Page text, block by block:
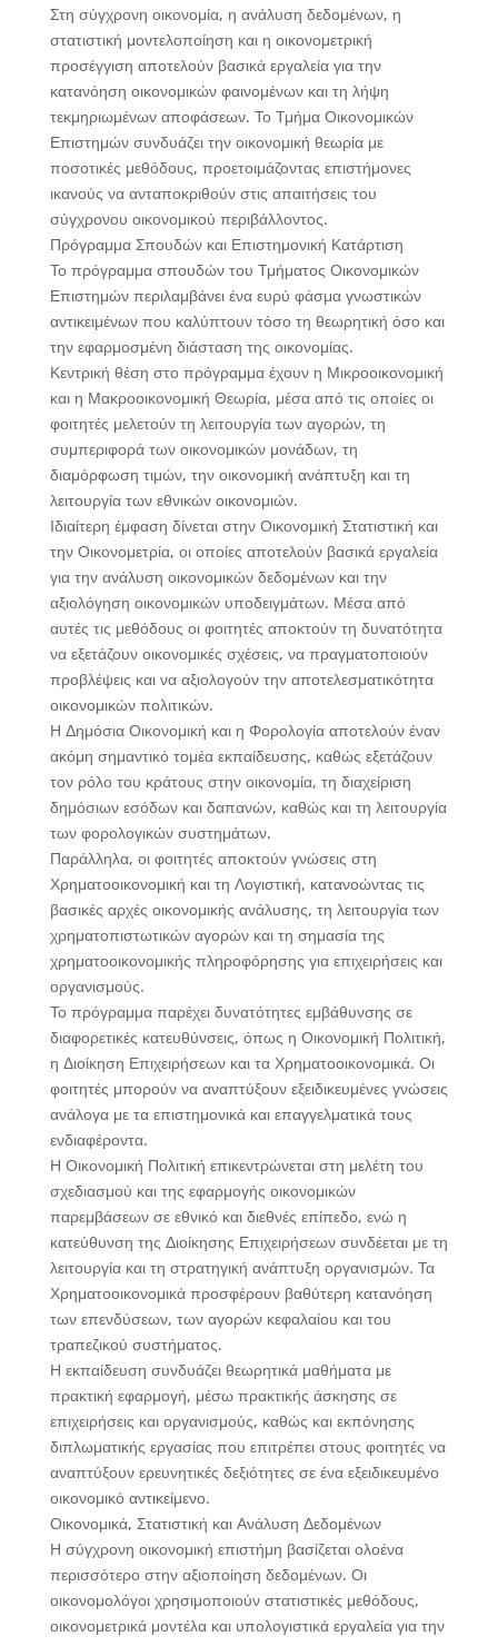
Στη σύγχρονη οικονομία, η ανάλυση δεδομένων, η
στατιστική μοντελοποίηση και η οικονομετρική
προσέγγιση αποτελούν βασικά εργαλεία για την
κατανόηση οικονομικών φαινομένων και τη λήψη
τεκμηριωμένων αποφάσεων. Το Τμήμα Οικονομικών
Επιστημών συνδυάζει την οικονομική θεωρία με
ποσοτικές μεθόδους, προετοιμάζοντας επιστήμονες
ικανούς να ανταποκριθούν στις απαιτήσεις του
σύγχρονου οικονομικού περιβάλλοντος.
Πρόγραμμα Σπουδών και Επιστημονική Κατάρτιση
Το πρόγραμμα σπουδών του Τμήματος Οικονομικών
Επιστημών περιλαμβάνει ένα ευρύ φάσμα γνωστικών
αντικειμένων που καλύπτουν τόσο τη θεωρητική όσο και
την εφαρμοσμένη διάσταση της οικονομίας.
Κεντρική θέση στο πρόγραμμα έχουν η Μικροοικονομική
και η Μακροοικονομική Θεωρία, μέσα από τις οποίες οι
φοιτητές μελετούν τη λειτουργία των αγορών, τη
συμπεριφορά των οικονομικών μονάδων, τη
διαμόρφωση τιμών, την οικονομική ανάπτυξη και τη
λειτουργία των εθνικών οικονομιών.
Ιδιαίτερη έμφαση δίνεται στην Οικονομική Στατιστική και
την Οικονομετρία, οι οποίες αποτελούν βασικά εργαλεία
για την ανάλυση οικονομικών δεδομένων και την
αξιολόγηση οικονομικών υποδειγμάτων. Μέσα από
αυτές τις μεθόδους οι φοιτητές αποκτούν τη δυνατότητα
να εξετάζουν οικονομικές σχέσεις, να πραγματοποιούν
προβλέψεις και να αξιολογούν την αποτελεσματικότητα
οικονομικών πολιτικών.
Η Δημόσια Οικονομική και η Φορολογία αποτελούν έναν
ακόμη σημαντικό τομέα εκπαίδευσης, καθώς εξετάζουν
τον ρόλο του κράτους στην οικονομία, τη διαχείριση
δημόσιων εσόδων και δαπανών, καθώς και τη λειτουργία
των φορολογικών συστημάτων.
Παράλληλα, οι φοιτητές αποκτούν γνώσεις στη
Χρηματοοικονομική και τη Λογιστική, κατανοώντας τις
βασικές αρχές οικονομικής ανάλυσης, τη λειτουργία των
χρηματοπιστωτικών αγορών και τη σημασία της
χρηματοοικονομικής πληροφόρησης για επιχειρήσεις και
οργανισμούς.
Το πρόγραμμα παρέχει δυνατότητες εμβάθυνσης σε
διαφορετικές κατευθύνσεις, όπως η Οικονομική Πολιτική,
η Διοίκηση Επιχειρήσεων και τα Χρηματοοικονομικά. Οι
φοιτητές μπορούν να αναπτύξουν εξειδικευμένες γνώσεις
ανάλογα με τα επιστημονικά και επαγγελματικά τους
ενδιαφέροντα.
Η Οικονομική Πολιτική επικεντρώνεται στη μελέτη του
σχεδιασμού και της εφαρμογής οικονομικών
παρεμβάσεων σε εθνικό και διεθνές επίπεδο, ενώ η
κατεύθυνση της Διοίκησης Επιχειρήσεων συνδέεται με τη
λειτουργία και τη στρατηγική ανάπτυξη οργανισμών. Τα
Χρηματοοικονομικά προσφέρουν βαθύτερη κατανόηση
των επενδύσεων, των αγορών κεφαλαίου και του
τραπεζικού συστήματος.
Η εκπαίδευση συνδυάζει θεωρητικά μαθήματα με
πρακτική εφαρμογή, μέσω πρακτικής άσκησης σε
επιχειρήσεις και οργανισμούς, καθώς και εκπόνησης
διπλωματικής εργασίας που επιτρέπει στους φοιτητές να
αναπτύξουν ερευνητικές δεξιότητες σε ένα εξειδικευμένο
οικονομικό αντικείμενο.
Οικονομικά, Στατιστική και Ανάλυση Δεδομένων
Η σύγχρονη οικονομική επιστήμη βασίζεται ολοένα
περισσότερο στην αξιοποίηση δεδομένων. Οι
οικονομολόγοι χρησιμοποιούν στατιστικές μεθόδους,
οικονομετρικά μοντέλα και υπολογιστικά εργαλεία για την